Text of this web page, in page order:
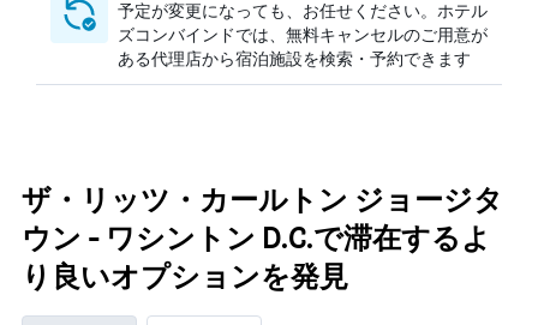
予定が変更になっても、お任せください。ホテル
ズコンバインドでは、無料キャンセルのご用意が
ある代理店から宿泊施設を検索・予約できます
ザ・リッツ・カールトン ジョージタ
ウン - ワシントン D.C.で滞在するよ
り良いオプションを発見